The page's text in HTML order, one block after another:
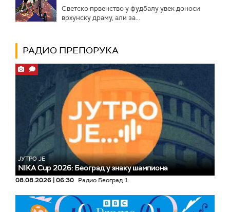
Светско првенство у фудбалу увек доноси
врхунску драму, али за...
РАДИО ПРЕПОРУКА
ЈУТРО ЈЕ
NIKA Cup 2026: Београд у знаку шампиона
08.08.2026 | 06:30 Радио Београд 1